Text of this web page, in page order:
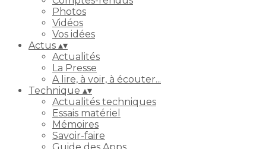
Photos
Vidéos
Vos idées
Actus ▴▾
Actualités
La Presse
A lire, à voir, à écouter...
Technique ▴▾
Actualités techniques
Essais matériel
Mémoires
Savoir-faire